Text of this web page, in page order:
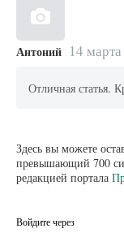
Антоний 14
Отличная статья.
Здесь вы можете
превышающий 700
редакцией портала
Войдите через